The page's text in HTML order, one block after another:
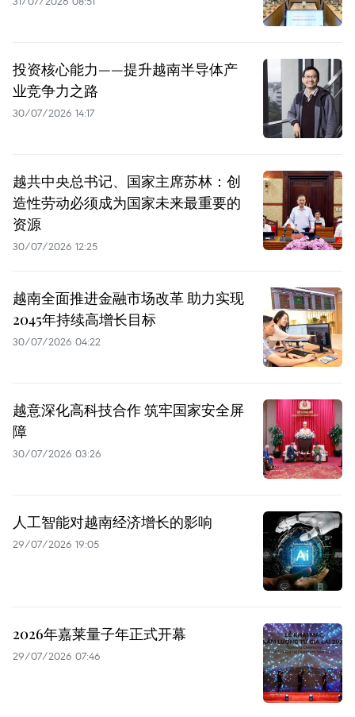
投资核心能力——提升越南半导体产
业竞争力之路
30/07/2026 14:17
越共中央总书记、国家主席苏林：创
造性劳动必须成为国家未来最重要的
资源
30/07/2026 12:25
越南全面推进金融市场改革 助力实现
2045年持续高增长目标
30/07/2026 04:22
越意深化高科技合作 筑牢国家安全屏
障
30/07/2026 03:26
人工智能对越南经济增长的影响
29/07/2026 19:05
2026年嘉莱量子年正式开幕
29/07/2026 07:46